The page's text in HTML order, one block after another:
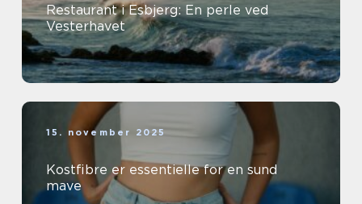
Restaurant i Esbjerg: En perle ved
Vesterhavet
15. november 2025
Kostfibre er essentielle for en sund
mave